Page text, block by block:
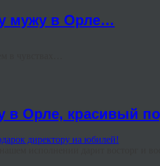
мужу в Орле…
в Орле, красивый